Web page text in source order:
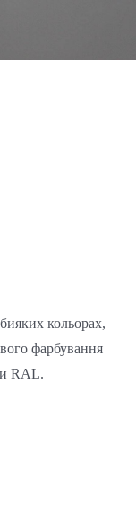
кольорах,
фарбування
RAL.